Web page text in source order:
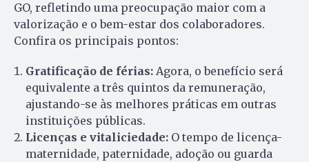
GO, refletindo uma preocupação maior com a
valorização e o bem-estar dos colaboradores.
Confira os principais pontos:
Gratificação de férias: Agora, o benefício será
equivalente a três quintos da remuneração,
ajustando-se às melhores práticas em outras
instituições públicas.
Licenças e vitaliciedade: O tempo de licença-
maternidade, paternidade, adoção ou guarda